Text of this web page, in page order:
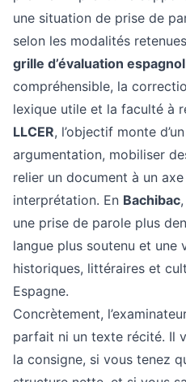
une situation de prise de
selon les modalités
grille d’évaluation espagnol
compréhensible, la
lexique utile et la faculté à
LLCER, l’objectif monte
argumentation, mobiliser
relier un document à un
interprétation. En Bachibac
une prise de parole plus
langue plus soutenu et une
historiques, littéraires et
Espagne.
Concrètement,
parfait ni un texte récité. Il
la consigne, si vous tenez